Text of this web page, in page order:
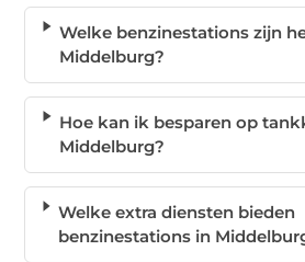
Welke benzinestations zijn
Middelburg?
Hoe kan ik besparen op
Middelburg?
Welke extra diensten bieden
benzinestations in